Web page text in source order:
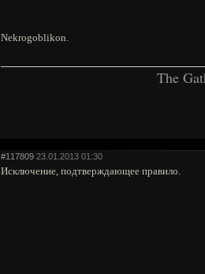
Nekrogoblikon.
The
#117809 23.01.2013 01:30
Исключение, подтверждающее правило.